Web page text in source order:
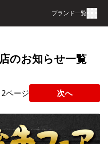
ブランド一覧
のお知らせ一覧
2ページ 次へ